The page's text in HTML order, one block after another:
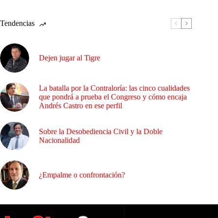
Tendencias
Dejen jugar al Tigre
La batalla por la Contraloría: las cinco cualidades
que pondrá a prueba el Congreso y cómo encaja
Andrés Castro en ese perfil
Sobre la Desobediencia Civil y la Doble
Nacionalidad
¿Empalme o confrontación?